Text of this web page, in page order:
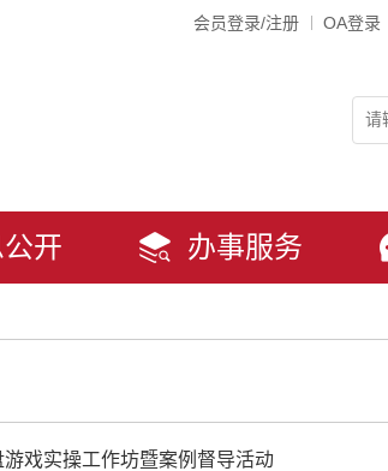
会员登录/注册 OA登录
开 办事服务
戏实操工作坊暨案例督导活动